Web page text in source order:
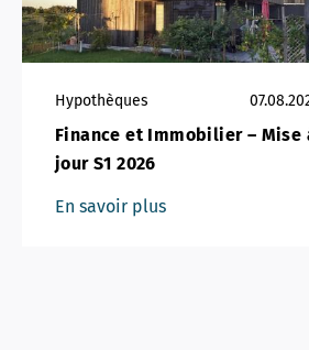
Hypothèques
Finance et Immobilier – Mise
jour S1 2026
En savoir plus